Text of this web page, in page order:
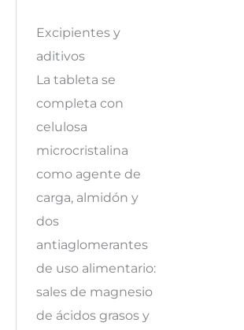
Excipientes y
aditivos
La tableta se
completa con
celulosa
microcristalina
como agente de
carga, almidón y
dos
antiaglomerantes
de uso alimentario:
sales de magnesio
de ácidos grasos y